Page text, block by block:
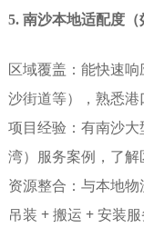
5. 南沙本地适配度（
区域覆盖 ：能快速
沙街道等），熟悉
项目经验 ：有南沙
湾）服务案例，了
资源整合 ：与本地
吊装 + 搬运 + 安装